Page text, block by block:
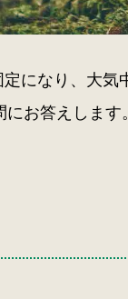
になり、大
お答えします。